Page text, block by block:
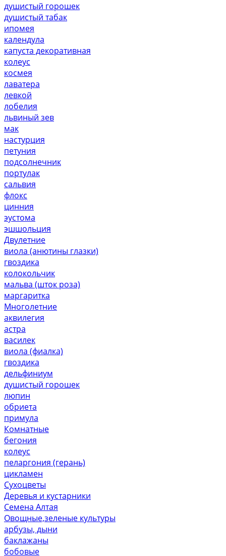
душистый горошек
душистый табак
ипомея
календула
капуста декоративная
колеус
космея
лаватера
левкой
лобелия
львиный зев
мак
настурция
петуния
подсолнечник
портулак
сальвия
флокс
цинния
эустома
эшшольция
Двулетние
виола (анютины глазки)
гвоздика
колокольчик
мальва (шток роза)
маргаритка
Многолетние
аквилегия
астра
василек
виола (фиалка)
гвоздика
дельфиниум
душистый горошек
люпин
обриета
примула
Комнатные
бегония
колеус
пеларгония (герань)
цикламен
Сухоцветы
Деревья и кустарники
Семена Алтая
Овощные,зеленые культуры
арбузы, дыни
баклажаны
бобовые